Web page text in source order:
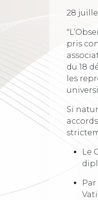
28
pris
du 18
les
Si
Le